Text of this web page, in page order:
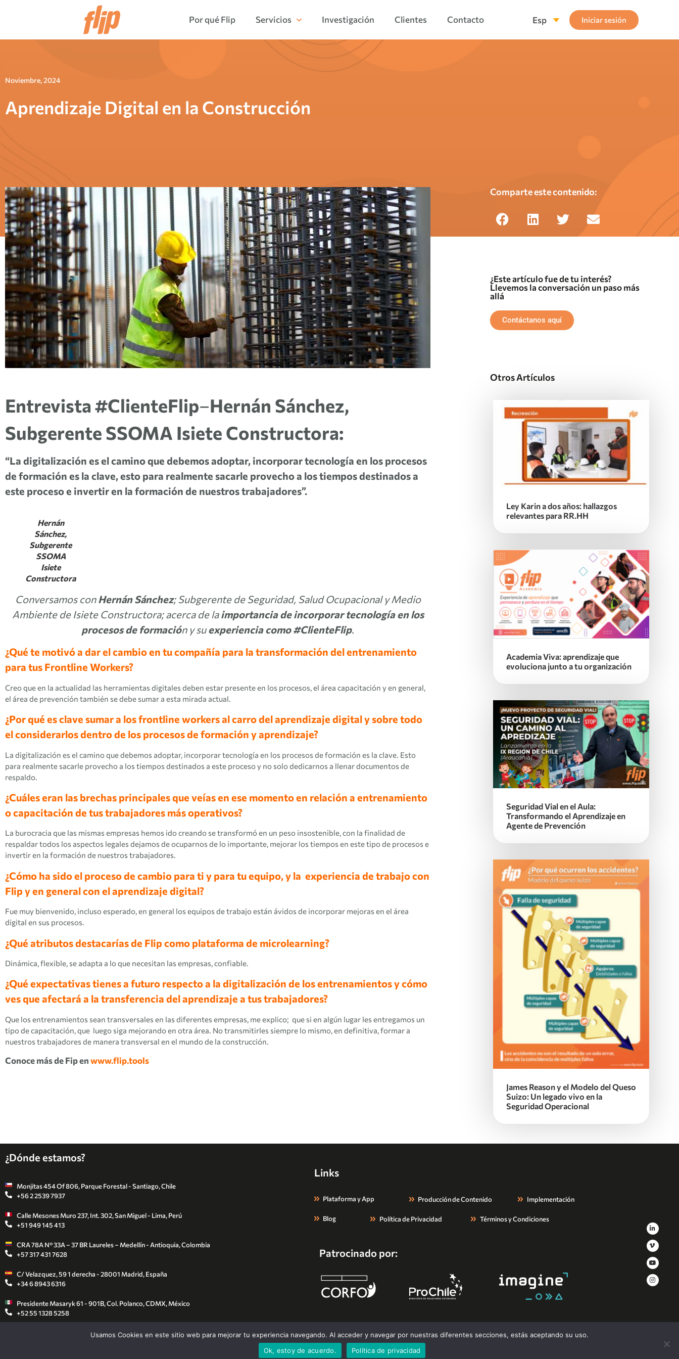
Por qué Flip Servicios Investigación Clientes Contacto Esp Iniciar sesión
Noviembre, 2024
Aprendizaje Digital en la Construcción
Entrevista #ClienteFlip–Hernán Sánchez,
Subgerente SSOMA Isiete Constructora:
“La digitalización es el camino que debemos adoptar, incorporar tecnología en los procesos
de formación es la clave, esto para realmente sacarle provecho a los tiempos destinados a
este proceso e invertir en la formación de nuestros trabajadores”.
Hernán
Sánchez,
Subgerente
SSOMA
Isiete
Constructora
Conversamos conHernán Sánchez; Subgerente de Seguridad, Salud Ocupacional y Medio
Ambiente de Isiete Constructora; acerca de laimportancia de incorporar tecnología en los
procesos de formación y suexperiencia como #ClienteFlip.
¿Qué te motivó a dar el cambio en tu compañía para la transformación del entrenamiento
para tus Frontline Workers?
Creo que en la actualidad las herramientas digitales deben estar presente en los procesos, el área capacitación y en general,
el área de prevención también se debe sumar a esta mirada actual.
¿Por qué es clave sumar a los frontline workers al carro del aprendizaje digital y sobre todo
el considerarlos dentro de los procesos de formación y aprendizaje?
La digitalización es el camino que debemos adoptar, incorporar tecnología en los procesos de formación es la clave. Esto
para realmente sacarle provecho a los tiempos destinados a este proceso y no solo dedicarnos a llenar documentos de
respaldo.
¿Cuáles eran las brechas principales que veías en ese momento en relación a entrenamiento
o capacitación de tus trabajadores más operativos?
La burocracia que las mismas empresas hemos ido creando se transformó en un peso insostenible, con la finalidad de
respaldar todos los aspectos legales dejamos de ocuparnos de lo importante, mejorar los tiempos en este tipo de procesos e
invertir en la formación de nuestros trabajadores.
¿Cómo ha sido el proceso de cambio para ti y para tu equipo, y la experiencia de trabajo con
Flip y en general con el aprendizaje digital?
Fue muy bienvenido, incluso esperado, en general los equipos de trabajo están ávidos de incorporar mejoras en el área
digital en sus procesos.
¿Qué atributos destacarías de Flip como plataforma de microlearning?
Dinámica, flexible, se adapta a lo que necesitan las empresas, confiable.
¿Qué expectativas tienes a futuro respecto a la digitalización de los entrenamientos y cómo
ves que afectará a la transferencia del aprendizaje a tus trabajadores?
Que los entrenamientos sean transversales en las diferentes empresas, me explico; que si en algún lugar les entregamos un
tipo de capacitación, que luego siga mejorando en otra área. No transmitirles siempre lo mismo, en definitiva, formar a
nuestros trabajadores de manera transversal en el mundo de la construcción.
Conoce más de Fip enwww.flip.tools
Comparte este contenido:
¿Este artículo fue de tu interés?
Llevemos la conversación un paso más
allá
Contáctanos aquí
Otros Artículos
Ley Karin a dos años: hallazgos
relevantes para RR.HH
Academia Viva: aprendizaje que
evoluciona junto a tu organización
Seguridad Vial en el Aula:
Transformando el Aprendizaje en
Agente de Prevención
James Reason y el Modelo del Queso
Suizo: Un legado vivo en la
Seguridad Operacional
¿Dónde estamos?
Monjitas 454 Of 806, Parque Forestal - Santiago, Chile
+56 2 2539 7937
Calle Mesones Muro 237, Int. 302, San Miguel - Lima, Perú
+51 949 145 413
CRA 78A N° 33A – 37 BR Laureles – Medellín - Antioquia, Colombia
+57 317 431 7628
C/ Velazquez, 59 1 derecha - 28001 Madrid, España
+34 6 8943 6316
Presidente Masaryk 61 - 901B, Col. Polanco, CDMX, México
+52 55 1328 5258
Rua Clodomiro Franco de Andrade Júnior 463 / Apt 43 Jd
Links
Plataforma y App Producción de Contenido Implementación
Blog Política de Privacidad Términos y Condiciones
Patrocinado por:
Todos los derechos reservados. Flip 2026.
Usamos Cookies en este sitio web para mejorar tu experiencia navegando. Al acceder y navegar por nuestras diferentes secciones, estás aceptando su uso.
Ok, estoy de acuerdo.
Política de privacidad